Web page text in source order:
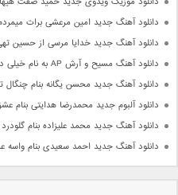
دانلود آهنگ جدید امین مرعشی برات
دانلود آهنگ جدید خدایا مرسی از حسین
دانلود آهنگ مسیح و آرش AP به نام خیلی دلم تنگه
دانلود آهنگ جدید محسن یگانه بنام چنگال
دانلود آلبوم جدید محمدرضا هدایتی بنام
دانلود آهنگ جدید محمد علیزاده بنام گلودرد
دانلود آهنگ جدید احمد سعیدی بنام واسه